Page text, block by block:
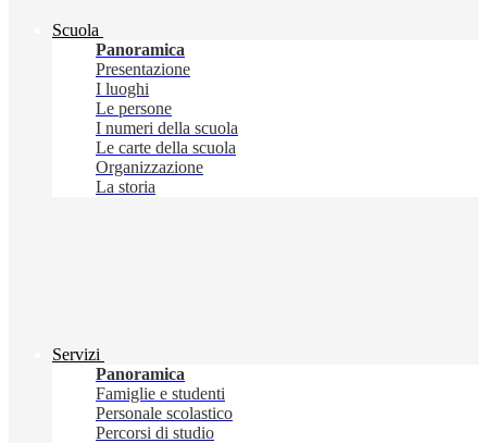
Scuola
Panoramica
Presentazione
I luoghi
Le persone
I numeri della scuola
Le carte della scuola
Organizzazione
La storia
Servizi
Panoramica
Famiglie e studenti
Personale scolastico
Percorsi di studio